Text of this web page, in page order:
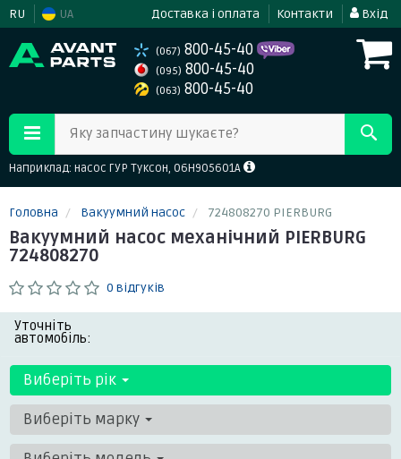
RU UA Доставка і оплата Контакти Вхід
(067) 800-45-40
(095) 800-45-40
(063) 800-45-40
Яку запчастину шукаєте?
Наприклад: насос ГУР Туксон, 06H905601A
Головна Вакуумний насос 724808270 PIERBURG
Вакуумний насос механічний PIERBURG
724808270
0 відгуків
Уточніть
автомобіль:
Виберіть рік
Виберіть марку